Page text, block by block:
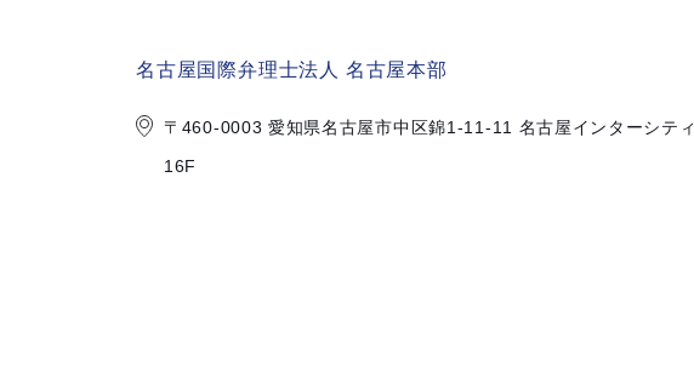
名古屋国際弁理士法人 名古屋本部
〒460-0003 愛知県名古屋市中区錦1-11-11 名古屋インターシティ
16F